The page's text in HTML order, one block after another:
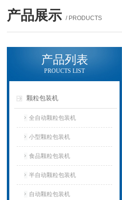
产品展示 / PRODUCTS
产品列表
PROUCTS LIST
颗粒包装机
全自动颗粒包装机
小型颗粒包装机
食品颗粒包装机
半自动颗粒包装机
自动颗粒包装机